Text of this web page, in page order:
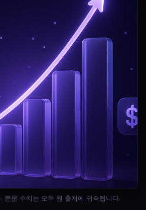
본문 수치는 모두 원 출처에 귀속됩니다.